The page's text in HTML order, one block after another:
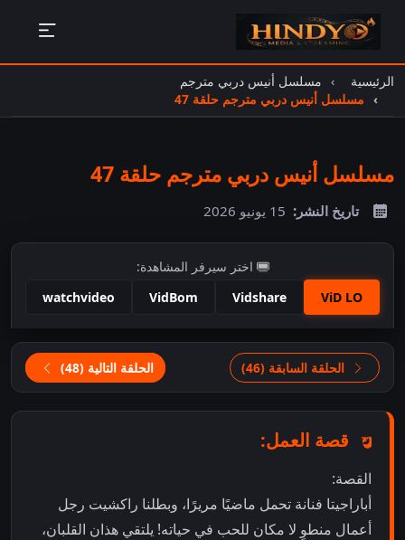
الرئيسية
مسلسل أنيس دربي مترجم
مسلسل أنيس دربي مترجم حلقة 47
مسلسل أنيس دربي مترجم حلقة 47
تاريخ النشر: 15 يونيو 2026
اختر سيرفر المشاهدة:
ViD LO
Vidshare
VidBom
watchvideo
اضغط للمشاهدة
الحلقة السابقة (46)
الحلقة التالية (48)
قصة العمل:
القصة:
أباراجيتا فنانة تحمل ماضيًا مريرًا، وبطلنا راكشيت رجل
أعمال منطوٍ لا مكان للحب في حياته! يلتقي هذان القلبان،